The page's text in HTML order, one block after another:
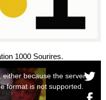
1000 Sourires.